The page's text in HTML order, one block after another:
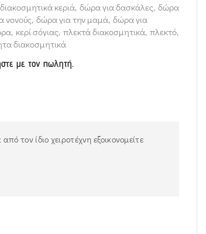
διακοσμητικά κεριά, δώρα για δασκάλες, δώρα
νονούς, δώρα για την μαμά, δώρα για
, κερί σόγιας, πλεκτά διακοσμητικά, πλεκτό,
διακοσμητικά
με τον πωλητή.
τον ίδιο χειροτέχνη εξοικονομείτε